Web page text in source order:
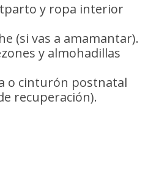
y ropa interior
(si vas a amamantar).
y almohadillas
o cinturón postnatal
recuperación).